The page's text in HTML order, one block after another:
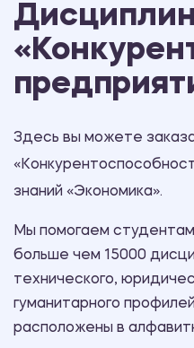
Здесь вы можете
знаний «Экономика».
Мы помогаем
больше чем 15000
технического,
гуманитарного
расположены в